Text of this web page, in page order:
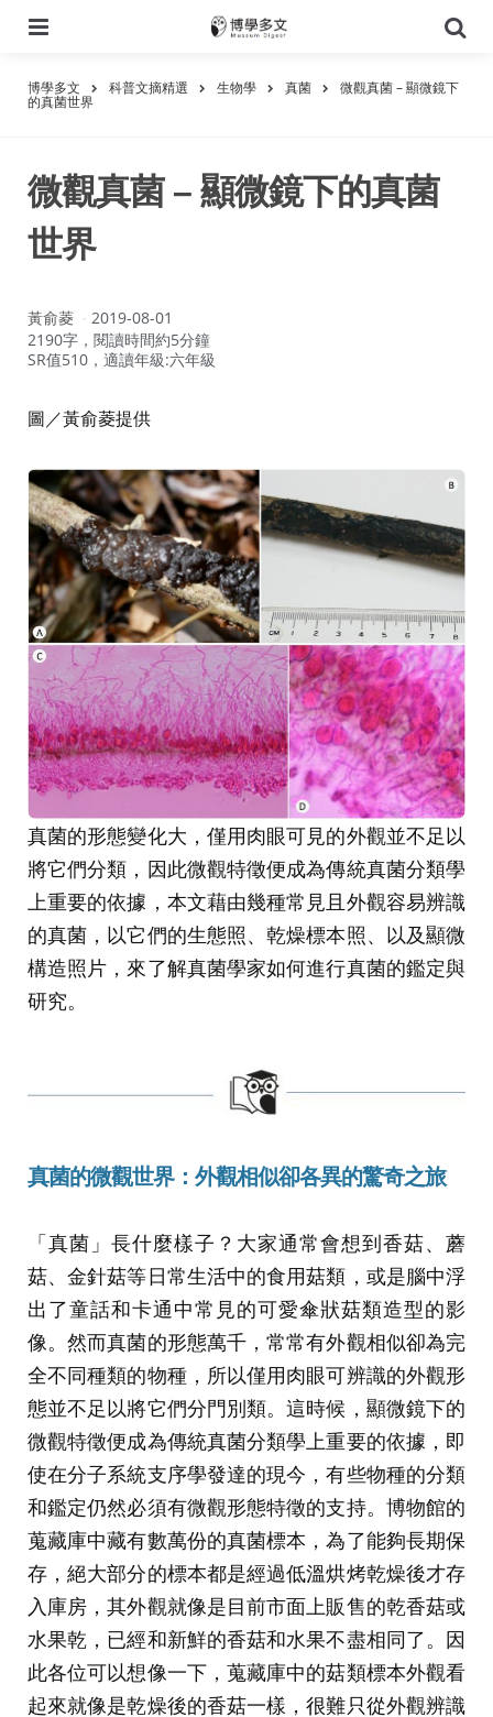
尋
博學多文 科普文摘精選 生物學 真菌 微觀真菌 – 顯微鏡下
的真菌世界
微觀真菌 – 顯微鏡下的真菌
世界
作
者：
黃俞菱
2019-08-01
2190字，閱讀時間約5分鐘
SR值510，適讀年級:六年級
圖／黃俞菱提供
真菌的形態變化大，僅用肉眼可見的外觀並不足以
將它們分類，因此微觀特徵便成為傳統真菌分類學
上重要的依據，本文藉由幾種常見且外觀容易辨識
的真菌，以它們的生態照、乾燥標本照、以及顯微
構造照片，來了解真菌學家如何進行真菌的鑑定與
研究。
真菌的微觀世界：外觀相似卻各異的驚奇之旅
「真菌」長什麼樣子？大家通常會想到香菇、蘑
菇、金針菇等日常生活中的食用菇類，或是腦中浮
出了童話和卡通中常見的可愛傘狀菇類造型的影
像。然而真菌的形態萬千，常常有外觀相似卻為完
全不同種類的物種，所以僅用肉眼可辨識的外觀形
態並不足以將它們分門別類。這時候，顯微鏡下的
微觀特徵便成為傳統真菌分類學上重要的依據，即
使在分子系統支序學發達的現今，有些物種的分類
和鑑定仍然必須有微觀形態特徵的支持。博物館的
蒐藏庫中藏有數萬份的真菌標本，為了能夠長期保
存，絕大部分的標本都是經過低溫烘烤乾燥後才存
入庫房，其外觀就像是目前市面上販售的乾香菇或
水果乾，已經和新鮮的香菇和水果不盡相同了。因
此各位可以想像一下，蒐藏庫中的菇類標本外觀看
起來就像是乾燥後的香菇一樣，很難只從外觀辨識